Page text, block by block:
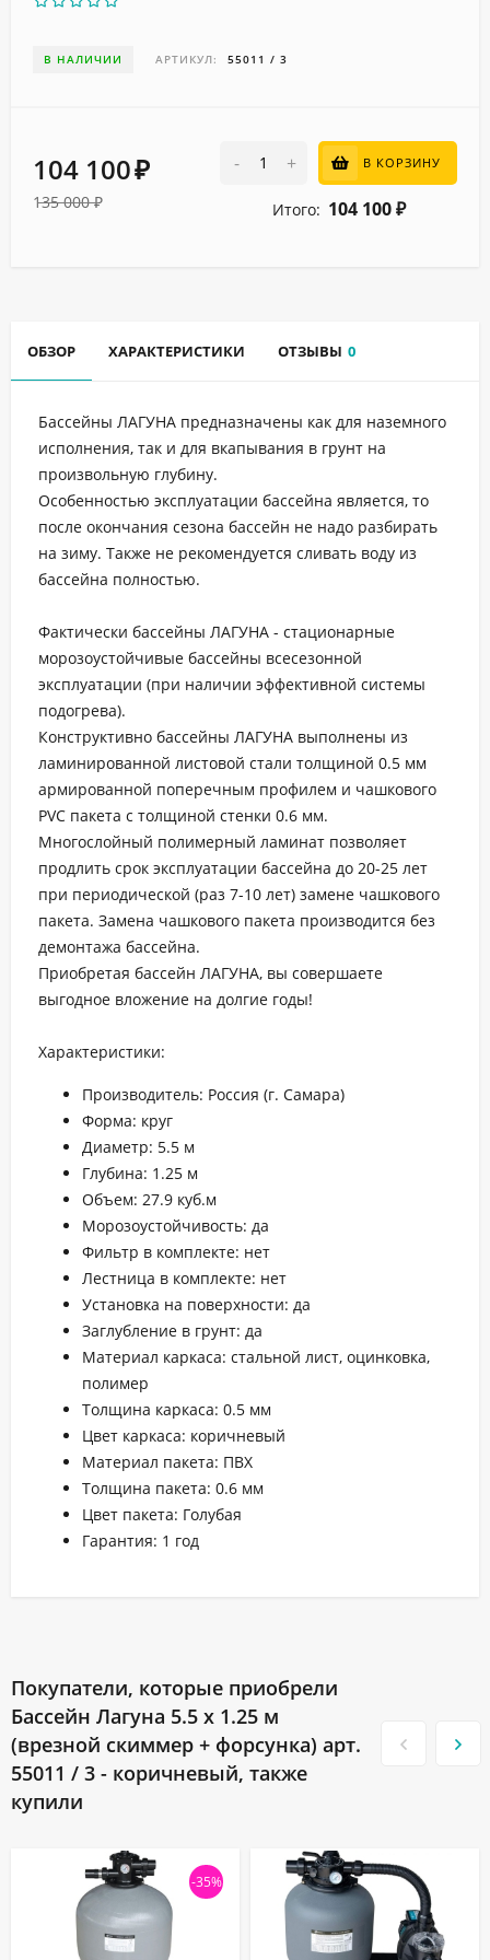
В НАЛИЧИИ АРТИКУЛ: 55011 / 3
104 100₽
135 000 ₽
- + В КОРЗИНУ
Итого: 104 100 ₽
ОБЗОР ХАРАКТЕРИСТИКИ ОТЗЫВЫ 0
Бассейны ЛАГУНА предназначены как для наземного
исполнения, так и для вкапывания в грунт на
произвольную глубину.
Особенностью эксплуатации бассейна является, то
после окончания сезона бассейн не надо разбирать
на зиму. Также не рекомендуется сливать воду из
бассейна полностью.
Фактически бассейны ЛАГУНА - стационарные
морозоустойчивые бассейны всесезонной
эксплуатации (при наличии эффективной системы
подогрева).
Конструктивно бассейны ЛАГУНА выполнены из
ламинированной листовой стали толщиной 0.5 мм
армированной поперечным профилем и чашкового
PVC пакета с толщиной стенки 0.6 мм.
Многослойный полимерный ламинат позволяет
продлить срок эксплуатации бассейна до 20-25 лет
при периодической (раз 7-10 лет) замене чашкового
пакета. Замена чашкового пакета производится без
демонтажа бассейна.
Приобретая бассейн ЛАГУНА, вы совершаете
выгодное вложение на долгие годы!
Характеристики:
Производитель: Россия (г. Самара)
Форма: круг
Диаметр: 5.5 м
Глубина: 1.25 м
Объем: 27.9 куб.м
Морозоустойчивость: да
Фильтр в комплекте: нет
Лестница в комплекте: нет
Установка на поверхности: да
Заглубление в грунт: да
Материал каркаса: стальной лист, оцинковка,
полимер
Толщина каркаса: 0.5 мм
Цвет каркаса: коричневый
Материал пакета: ПВХ
Толщина пакета: 0.6 мм
Цвет пакета: Голубая
Гарантия: 1 год
Покупатели, которые приобрели
Бассейн Лагуна 5.5 х 1.25 м
(врезной скиммер + форсунка) арт.
55011 / 3 - коричневый, также
купили
-35%